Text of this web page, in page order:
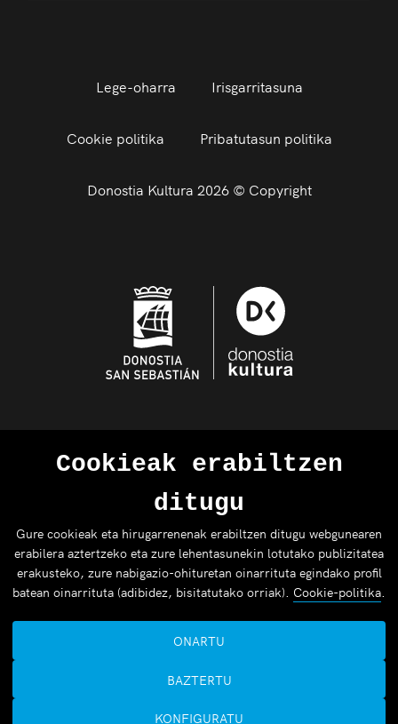
Lege-oharra Irisgarritasuna
Cookie politika Pribatutasun politika
Donostia Kultura 2026 © Copyright
Cookieak erabiltzen
ditugu
Gure cookieak eta hirugarrenenak erabiltzen ditugu webgunearen
erabilera aztertzeko eta zure lehentasunekin lotutako publizitatea
erakusteko, zure nabigazio-ohituretan oinarrituta egindako profil
batean oinarrituta (adibidez, bisitatutako orriak). Cookie-politika.
KONFIGURATU
BAZTERTU
ONARTU